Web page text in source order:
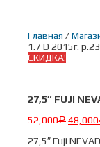
Главная /
1.7 D 2015г.
СКИДКА!
27,5″ FUJI
52,000Р 48,000
27,5″ Fuji